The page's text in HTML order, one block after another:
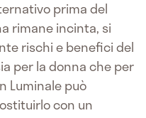
prima del
rimane incinta, si
rischi e benefici del
per la donna che per
Luminale può
con un